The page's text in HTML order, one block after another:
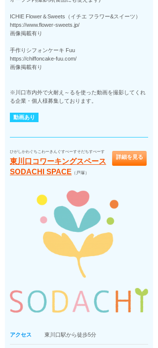
ICHIE Flower＆Sweets（イチエ フラワー&スイーツ）
https://www.flower-sweets.jp/
画像掲載有り
手作りシフォンケーキ Fuu
https://chiffoncake-fuu.com/
画像掲載有り
※川口市内外で火耐え～るを使った動画を撮影してくれ
る企業・個人様募集しております。
動画あり
ひがしかわぐちこわーきんぐすぺーすそだちすぺーす
東川口コワーキングスペース
SODACHI SPACE （戸塚）
詳細を見る
アクセス 東川口駅から徒歩5分